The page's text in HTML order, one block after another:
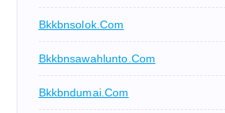
Bkkbnsolok.com
Bkkbnsawahlunto.com
Bkkbndumai.com